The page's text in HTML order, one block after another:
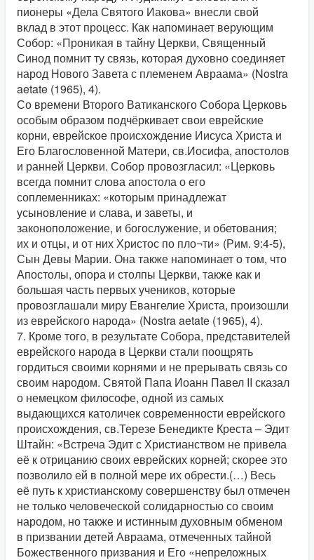
пионеры «Дела Святого Иакова» внесли свой
вклад в этот процесс. Как напоминает верующим
Собор: «Проникая в тайну Церкви, Священный
Синод помнит ту связь, которая духовно соединяет
народ Нового Завета с племенем Авраама» (Nostra
aetate (1965), 4).
Со времени Второго Ватиканского Собора Церковь
особым образом подчёркивает свои еврейские
корни, еврейское происхождение Иисуса Христа и
Его Благословенной Матери, св.Иосифа, апостолов
и ранней Церкви. Собор провозгласил: «Церковь
всегда помнит слова апостола о его
соплеменниках: «которым принадлежат
усыновление и слава, и заветы, и
законоположение, и богослужение, и обетования;
их и отцы, и от них Христос по пло¬ти» (Рим. 9:4-5),
Сын Девы Марии. Она также напоминает о том, что
Апостолы, опора и столпы Церкви, также как и
большая часть первых учеников, которые
провозглашали миру Евангелие Христа, произошли
из еврейского народа» (Nostra aetate (1965), 4).
7. Кроме того, в результате Собора, представителей
еврейского народа в Церкви стали поощрять
гордиться своими корнями и не прерывать связь со
своим народом. Святой Папа Иоанн Павел II сказал
о немецком философе, одной из самых
выдающихся католичек современности еврейского
происхождения, св.Терезе Бенедикте Креста – Эдит
Штайн: «Встреча Эдит с Христианством не привела
её к отрицанию своих еврейских корней; скорее это
позволило ей в полной мере их обрести.(…) Весь
её путь к христианскому совершенству был отмечен
не только человеческой солидарностью со своим
народом, но также и истинным духовным обменом
в призвании детей Авраама, отмеченных тайной
Божественного призвания и Его «непреложных